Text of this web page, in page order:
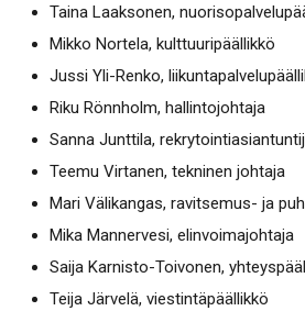
Taina Laaksonen,
Mikko Nortela, kulttuuripäällikkö
Jussi Yli-Renko,
Riku Rönnholm, hallintojohtaja
Sanna Junttila,
Teemu Virtanen, tekninen johtaja
Mari Välikangas, ravitsemus- ja
Mika Mannervesi, elinvoimajohtaja
Saija Karnisto-Toivonen,
Teija Järvelä, viestintäpäällikkö